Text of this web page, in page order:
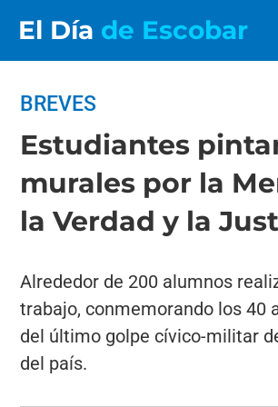
El Día de Escobar
BREVES
Estudiantes
murales por la
la Verdad y la
Alrededor de 200 alumnos
trabajo, conmemorando los 40
del último golpe cívico-militar
del país.